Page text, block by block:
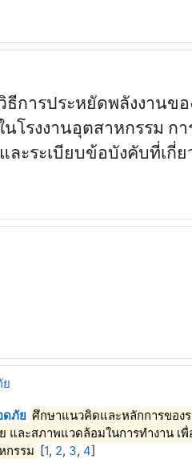
ธีการประหยัดพลังงานข
โรงงานอุตสาหกรรม ก
ะระเบียบข้อบังคับที่เกี่
ดภัย ศึกษาแนวคิดและหลักการของ
และสภาพแวดล้อมในการทำงาน
กรรม [1, 2, 3, 4]